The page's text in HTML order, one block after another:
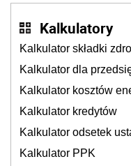
Kalkulatory
Kalkulator składki
Kalkulator dla
Kalkulator kosztów
Kalkulator kredytów
Kalkulator odsetek
Kalkulator PPK